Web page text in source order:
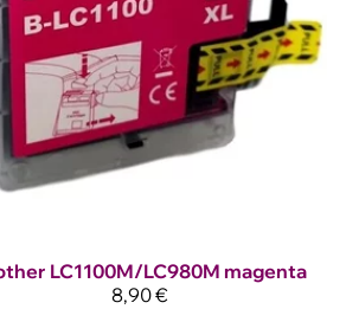
LC1100M/LC980M magenta
8,90 €